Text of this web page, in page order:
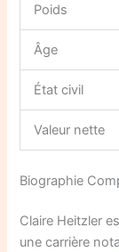
Poids
Âge
État civil
Valeur nette
Biographie
Claire Heitzler
une carrière